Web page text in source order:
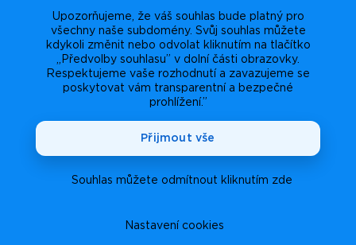
Upozorňujeme, že váš souhlas bude platný pro
všechny naše subdomény. Svůj souhlas můžete
kdykoli změnit nebo odvolat kliknutím na tlačítko
„Předvolby souhlasu” v dolní části obrazovky.
Respektujeme vaše rozhodnutí a zavazujeme se
poskytovat vám transparentní a bezpečné
prohlížení.”
Nastavení cookies
Souhlas můžete odmítnout kliknutím zde
Přijmout vše